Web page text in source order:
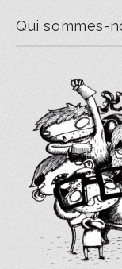
Qui sommes-